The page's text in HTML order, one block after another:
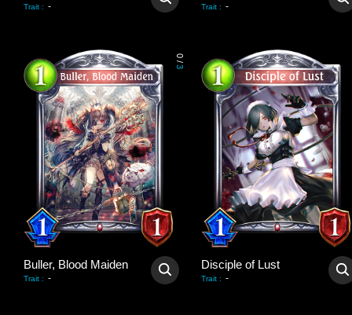
Trait : - Trait : -
0
/
3
Buller, Blood Maiden
Trait : -
Disciple of Lust
Trait : -